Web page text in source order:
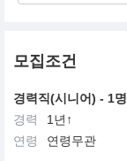
모집조건
경력직(시니어) - 1명
경력
1년↑
연령
연령무관